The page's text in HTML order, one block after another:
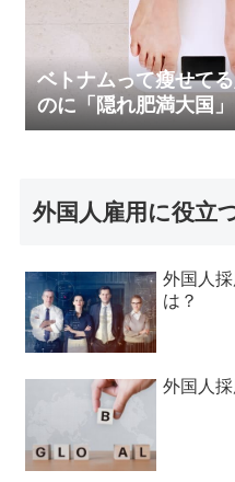
ベトナムって瘦せて
のに「隠れ肥満大国
こと！？
外国人雇用に役立
外国人
は？
外国人